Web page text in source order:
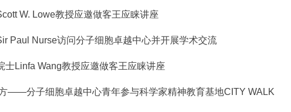
W. Lowe教授应邀做客王应睐讲座
Paul Nurse访问分子细胞卓越中心并开展学术交流
士Linfa Wang教授应邀做客王应睐讲座
——分子细胞卓越中心青年参与科学家精神教育基地CITY WALK